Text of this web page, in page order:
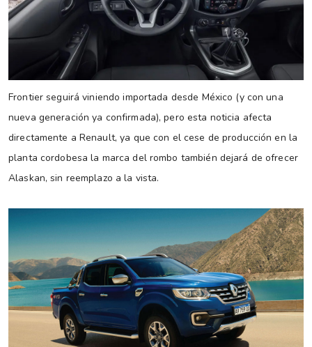
Frontier seguirá viniendo importada desde México (y con una
nueva generación ya confirmada), pero esta noticia afecta
directamente a Renault, ya que con el cese de producción en la
planta cordobesa la marca del rombo también dejará de ofrecer
Alaskan, sin reemplazo a la vista.